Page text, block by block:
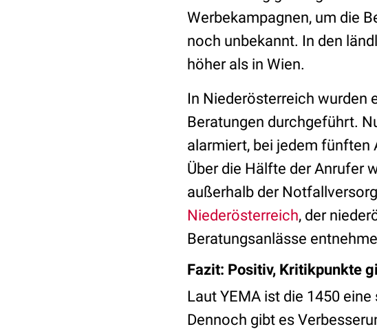
Werbekampagnen, um die
noch unbekannt. In den
höher als in Wien.
In Niederösterreich wurden
Beratungen durchgeführt.
alarmiert, bei jedem fünften
Über die Hälfte der Anrufer
außerhalb der
Niederösterreich, der
Beratungsanlässe
Fazit: Positiv, Kritikpunkte
Laut YEMA ist die 1450
Dennoch gibt es